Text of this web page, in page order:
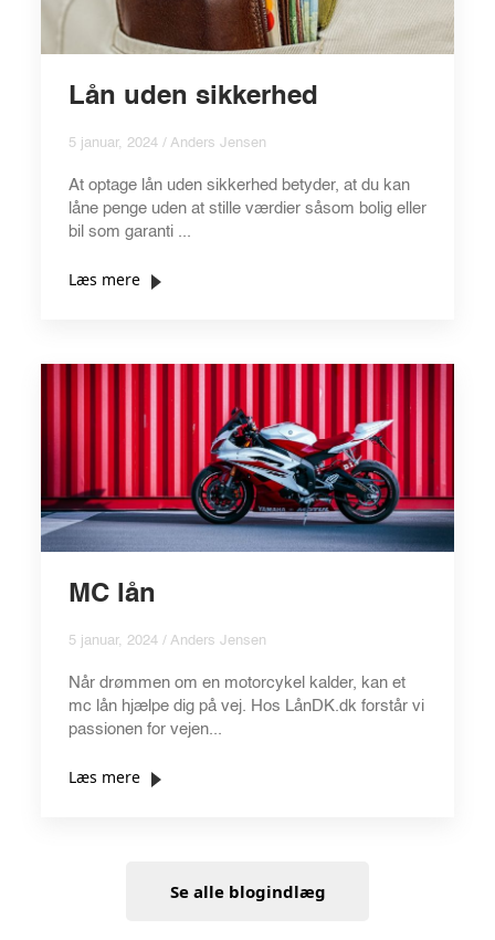
Lån uden sikkerhed
5 januar, 2024 / Anders Jensen
At optage lån uden sikkerhed betyder, at du kan
låne penge uden at stille værdier såsom bolig eller
bil som garanti ...
Læs mere
MC lån
5 januar, 2024 / Anders Jensen
Når drømmen om en motorcykel kalder, kan et
mc lån hjælpe dig på vej. Hos LånDK.dk forstår vi
passionen for vejen...
Læs mere
Se alle blogindlæg